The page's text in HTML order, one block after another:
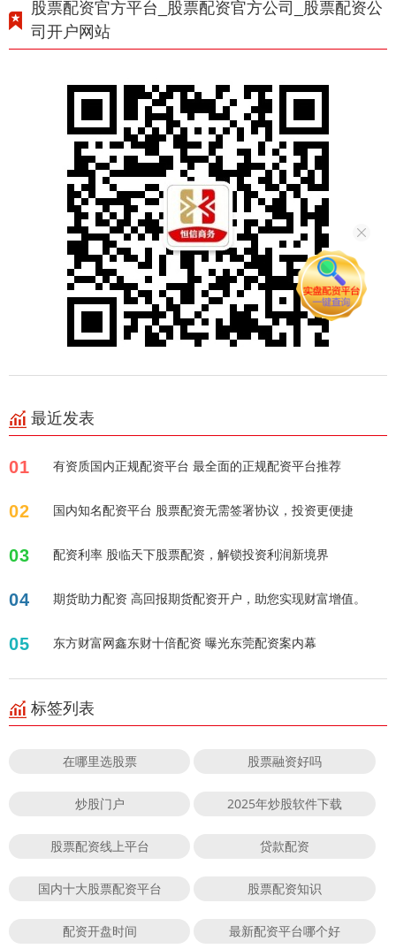
股票配资官方平台_股票配资官方公司_股票配资公
司开户网站
最近发表
01 有资质国内正规配资平台 最全面的正规配资平台推荐
02 国内知名配资平台 股票配资无需签署协议，投资更便捷
03 配资利率 股临天下股票配资，解锁投资利润新境界
04 期货助力配资 高回报期货配资开户，助您实现财富增值。
05 东方财富网鑫东财十倍配资 曝光东莞配资案内幕
标签列表
在哪里选股票 股票融资好吗
炒股门户 2025年炒股软件下载
股票配资线上平台 贷款配资
国内十大股票配资平台 股票配资知识
配资开盘时间 最新配资平台哪个好